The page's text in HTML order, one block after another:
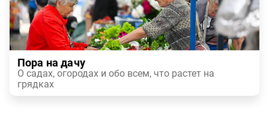
Пора на дачу
О садах, огородах и обо всем, что растет на
грядках